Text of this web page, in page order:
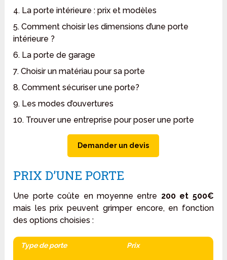
4. La porte intérieure : prix et modèles
5. Comment choisir les dimensions d’une porte
intérieure ?
6. La porte de garage
7. Choisir un matériau pour sa porte
8. Comment sécuriser une porte?
9. Les modes d’ouvertures
10. Trouver une entreprise pour poser une porte
Demander un devis
PRIX D’UNE PORTE
Une porte coûte en moyenne entre 200 et 500€
mais les prix peuvent grimper encore, en fonction
des options choisies :
Type de porte Prix